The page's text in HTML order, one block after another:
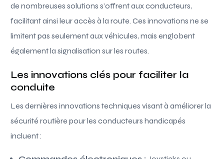
de nombreuses solutions s’offrent aux conducteurs,
facilitant ainsi leur accès à la route. Ces innovations ne se
limitent pas seulement aux véhicules, mais englobent
également la signalisation sur les routes.
Les innovations clés pour faciliter la
conduite
Les dernières innovations techniques visant à améliorer la
sécurité routière pour les conducteurs handicapés
incluent :